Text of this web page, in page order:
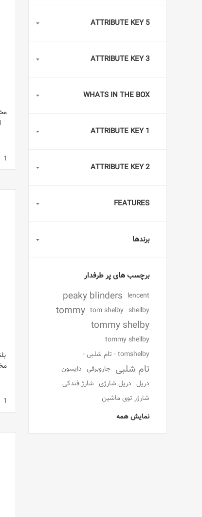
ATTRIBUTE KEY 5
ATTRIBUTE KEY 3
WHATS IN THE BOX
ATTRIBUTE KEY 1
ATTRIBUTE KEY 2
FEATURES
برندها
برچسب های پر طرفدار
lencent
peaky blinders
shellby
tom shelby
tommy
tommy shelby
tommy shellby
tomshelby - تام شلبی -
تام شلبی جاروبرقی دایسون
دریل دریل شارژی شارژ فندکی
شارژر توی ماشین
نمایش همه